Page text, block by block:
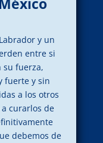
y un
entre si
su fuerza,
fuerte y sin
a los otros
curarlos de
debemos de